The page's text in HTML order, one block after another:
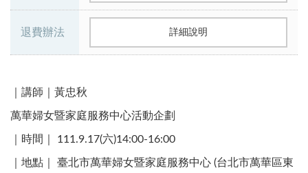
退費辦法 詳細說明
｜講師｜黃忠秋
萬華婦女暨家庭服務中心活動企劃
｜時間｜ 111.9.17(六)14:00-16:00
｜地點｜ 臺北市萬華婦女暨家庭服務中心 (台北市萬華區東